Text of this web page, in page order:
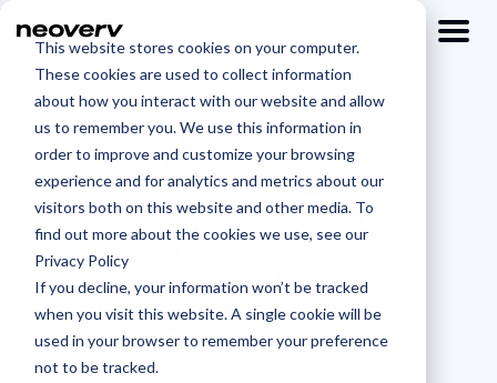
This website stores cookies on your computer.
These cookies are used to collect information
about how you interact with our website and allow
us to remember you. We use this information in
order to improve and customize your browsing
experience and for analytics and metrics about our
visitors both on this website and other media. To
find out more about the cookies we use, see our
Privacy Policy
If you decline, your information won’t be tracked
when you visit this website. A single cookie will be
used in your browser to remember your preference
not to be tracked.